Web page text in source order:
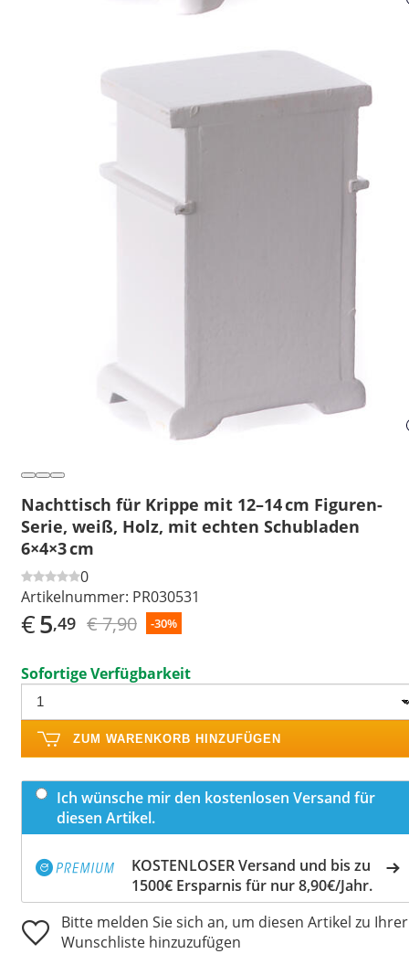
Nachttisch für Krippe mit 12–14 cm Figuren-
Serie, weiß, Holz, mit echten Schubladen
6×4×3 cm
0
Artikelnummer: PR030531
€5,49 € 7,90 -30%
Sofortige Verfügbarkeit
ZUM WARENKORB HINZUFÜGEN
Ich wünsche mir den kostenlosen Versand für
diesen Artikel.
KOSTENLOSER Versand und bis zu
1500€ Ersparnis für nur 8,90€/Jahr.
Bitte melden Sie sich an, um diesen Artikel zu Ihrer
Wunschliste hinzuzufügen